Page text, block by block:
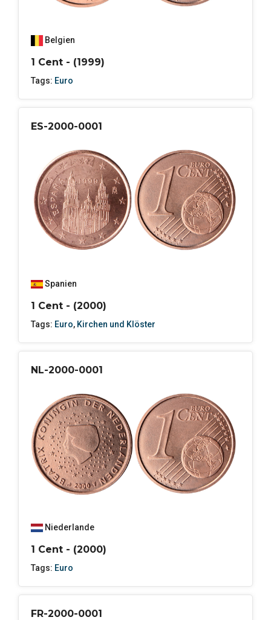
Belgien
1 Cent - (1999)
Tags: Euro
ES-2000-0001
Spanien
1 Cent - (2000)
Tags: Euro, Kirchen und Klöster
NL-2000-0001
Niederlande
1 Cent - (2000)
Tags: Euro
FR-2000-0001